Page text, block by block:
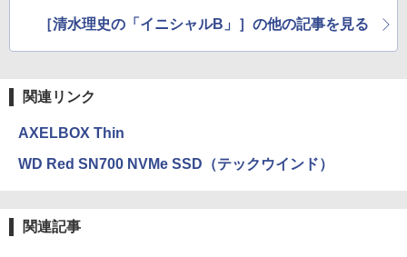
AX3000QR」
［清水理史の「イニシャルB」］の他の記事を見る
関連リンク
AXELBOX Thin
WD Red SN700 NVMe SSD（テックウインド）
関連記事